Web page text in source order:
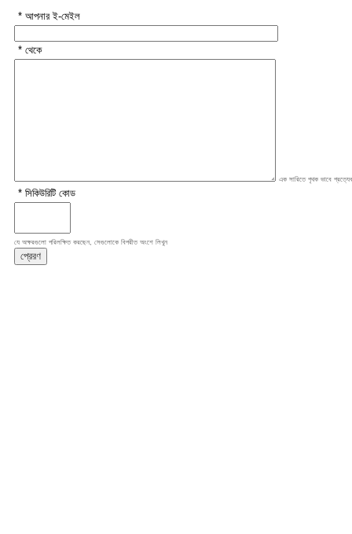
* আপনার ই-মেইল
* থেকে
এক সারিতে পৃথক ভাবে
* সিকিউরিটি কোড
যে অক্ষরগুলো পরিলক্ষিত করছেন, সেগুলোকে বিপরীত অংশে লিখুন